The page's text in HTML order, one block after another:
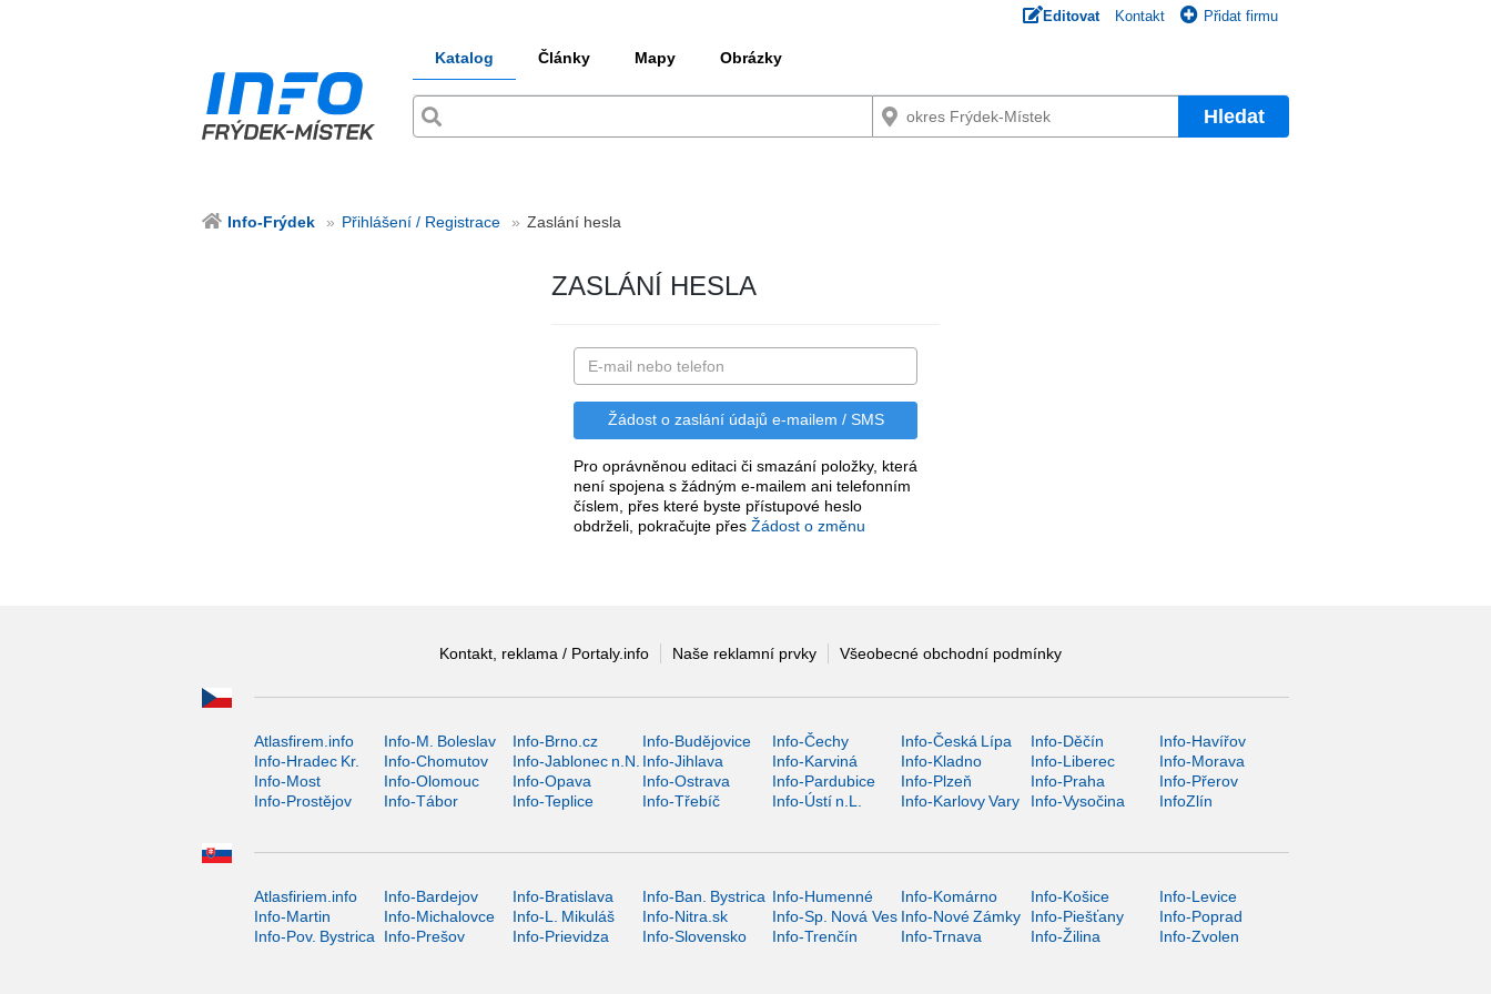
Editovat Kontakt Přidat firmu
Katalog Články Mapy Obrázky
Hledat
Info-Frýdek Přihlášení / Registrace Zaslání hesla
ZASLÁNÍ HESLA
Pro oprávněnou editaci či smazání položky, která
není spojena s žádným e-mailem ani telefonním
číslem, přes které byste přístupové heslo
obdrželi, pokračujte přes Žádost o změnu
Kontakt, reklama / Portaly.info Naše reklamní prvky Všeobecné obchodní podmínky
Atlasfirem.info Info-M. Boleslav Info-Brno.cz Info-Budějovice Info-Čechy Info-Česká Lípa Info-Děčín
Info-Havířov
Info-Hradec Kr.
Info-Chomutov Info-Jablonec n.N. Info-Jihlava Info-Karviná Info-Kladno Info-Liberec
Info-Morava
Info-Most
Info-Olomouc Info-Opava Info-Ostrava Info-Pardubice Info-Plzeň Info-Praha
Info-Přerov
Info-Prostějov
Info-Tábor Info-Teplice Info-Třebíč Info-Ústí n.L. Info-Karlovy Vary Info-Vysočina InfoZlín
Atlasfiriem.info Info-Bardejov Info-Bratislava Info-Ban. Bystrica Info-Humenné Info-Komárno Info-Košice
Info-Levice
Info-Martin
Info-Michalovce Info-L. Mikuláš Info-Nitra.sk Info-Sp. Nová Ves Info-Nové Zámky Info-Piešťany
Info-Poprad
Info-Pov. Bystrica
Info-Prešov Info-Prievidza Info-Slovensko Info-Trenčín Info-Trnava Info-Žilina Info-Zvolen